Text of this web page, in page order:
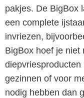
pakjes. De BigBox
een complete
invriezen,
BigBox hoef je niet
gezinnen of voor
nodig hebben dan